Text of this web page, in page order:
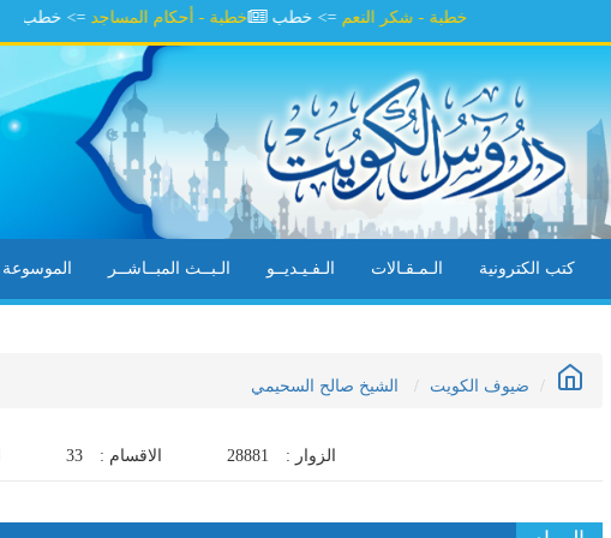
خطبة - أحكام المساجد=> خطب خطبة - شكر النعم=> خطب
كتب الكترونية الـمـقـالات الـفـيـديــو الـبــث المبــاشــر الموسوعة
ضيوف الكويت الشيخ صالح السحيمي
الزوار : 28881 الاقسام : 33